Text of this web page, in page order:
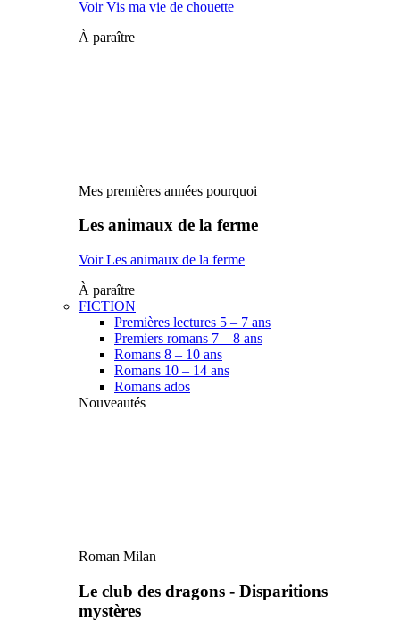
Voir Vis ma vie de chouette
À paraître
Mes premières années pourquoi
Les animaux de la ferme
Voir Les animaux de la ferme
À paraître
FICTION
Premières lectures 5 – 7 ans
Premiers romans 7 – 8 ans
Romans 8 – 10 ans
Romans 10 – 14 ans
Romans ados
Nouveautés
Roman Milan
Le club des dragons - Disparitions
mystères